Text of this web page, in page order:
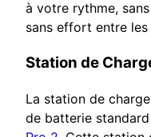
à votre rythme,
sans effort entre les
Station de
La station de
de batterie